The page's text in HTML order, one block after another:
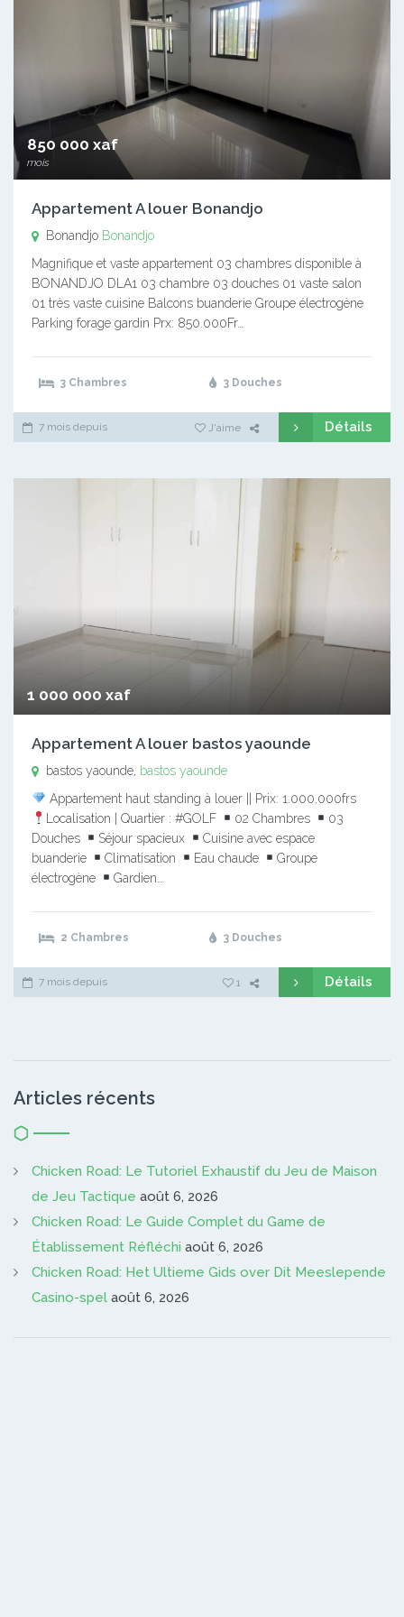
850 000 xaf
mois
Appartement A louer Bonandjo
Bonandjo Bonandjo
Magnifique et vaste appartement 03 chambres disponible à
BONANDJO DLA1 03 chambre 03 douches 01 vaste salon
01 très vaste cuisine Balcons buanderie Groupe électrogène
Parking forage gardin Prx: 850.000Fr…
3 Chambres 3 Douches
7 mois depuis J'aime Détails
1 000 000 xaf
Appartement A louer bastos yaounde
bastos yaounde, bastos yaounde
Appartement haut standing à louer || Prix: 1.000.000frs
Localisation | Quartier : #GOLF
02 Chambres
03
Douches
Séjour spacieux
Cuisine avec espace
buanderie
Climatisation Eau chaude
Groupe
électrogène
Gardien…
2 Chambres 3 Douches
7 mois depuis 1 Détails
Articles récents
Chicken Road: Le Tutoriel Exhaustif du Jeu de Maison
de Jeu Tactique août 6, 2026
Chicken Road: Le Guide Complet du Game de
Établissement Réfléchi août 6, 2026
Chicken Road: Het Ultieme Gids over Dit Meeslepende
Casino-spel août 6, 2026